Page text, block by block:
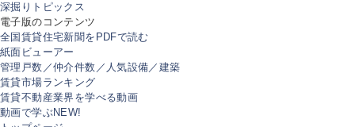
深掘りトピックス
電子版のコンテンツ
全国賃貸住宅新聞をPDFで読む
紙面ビューアー
管理戸数／仲介件数／人気設備／建築
賃貸市場ランキング
賃貸不動産業界を学べる動画
動画で学ぶNEW!